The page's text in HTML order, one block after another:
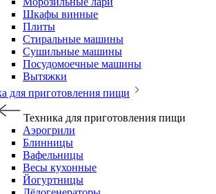
Шкафы винные
Плиты
Стиральные машины
Сушильные машины
Посудомоечные машины
Вытяжки
для приготовления пищи
Техника для приготовления пищи
Аэрогрили
Блинницы
Вафельницы
Весы кухонные
Йогуртницы